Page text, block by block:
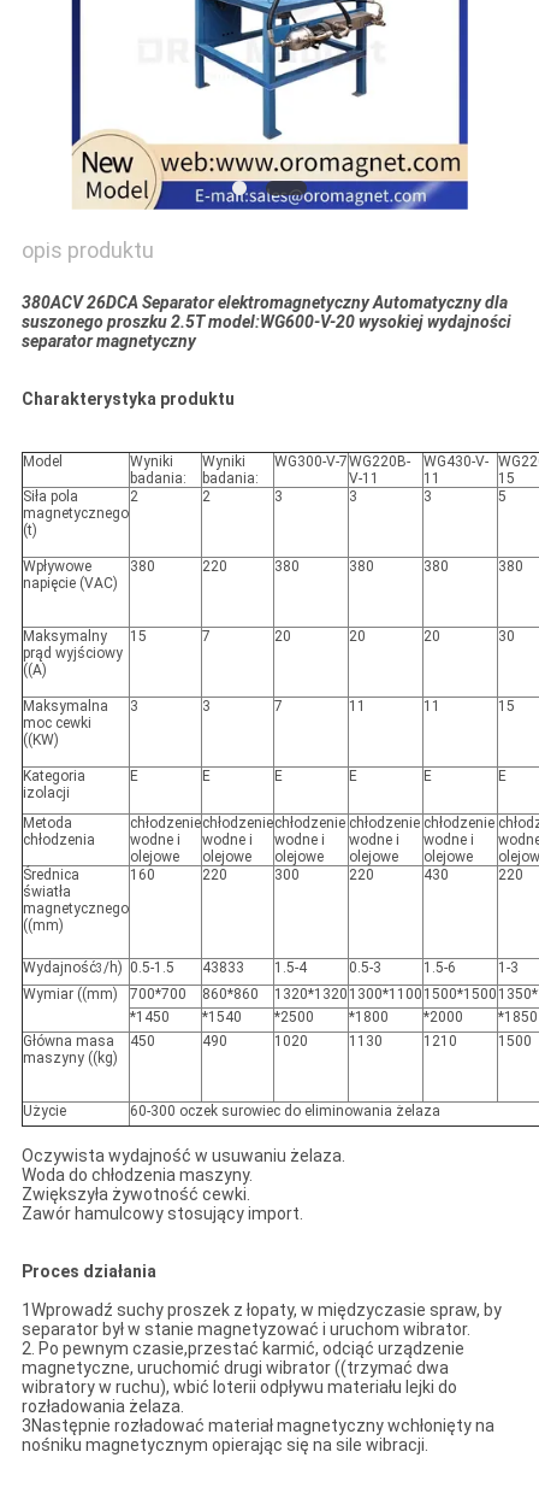
opis produktu
380ACV 26DCA Separator elektromagnetyczny Automatyczny dla
suszonego proszku 2.5T model:WG600-V-20 wysokiej wydajności
separator magnetyczny
Charakterystyka produktu
Model
Wyniki
badania:
Wyniki
badania:
WG300-V-7WG220B-
V-11
WG430-V-
11
15
Siła pola
magnetycznego
(t)
2 2 3 3 3 5
Wpływowe
napięcie (VAC)
380 220 380 380 380 380
Maksymalny
prąd wyjściowy
((A)
15 7 20 20 20 30
Maksymalna
moc cewki
((KW)
3 3 7 11 11 15
Kategoria
izolacji
E E E E E E
Metoda
chłodzenia
chłodzenie
wodne i
olejowe
chłodzenie
wodne i
olejowe
chłodzenie
wodne i
olejowe
chłodzenie
wodne i
olejowe
chłodzenie
wodne i
olejowe
Średnica
światła
magnetycznego
((mm)
160 220 300 220 430 220
Wydajność3/h) 0.5-1.5 43833 1.5-4 0.5-3 1.5-6
1-3
Wymiar ((mm)
700*700 860*860 1320*1320 1300*1100 1500*1500
*1450
*1540 *2500 *1800 *2000
*1850
Główna masa
maszyny ((kg)
450 490 1020 1130 1210 1500
Użycie 60-300 oczek surowiec do eliminowania żelaza
Oczywista wydajność w usuwaniu żelaza.
Woda do chłodzenia maszyny.
Zwiększyła żywotność cewki.
Zawór hamulcowy stosujący import.
Proces działania
1Wprowadź suchy proszek z łopaty, w międzyczasie spraw, by
separator był w stanie magnetyzować i uruchom wibrator.
2. Po pewnym czasie,przestać karmić, odciąć urządzenie
magnetyczne, uruchomić drugi wibrator ((trzymać dwa
wibratory w ruchu), wbić loterii odpływu materiału lejki do
rozładowania żelaza.
3Następnie rozładować materiał magnetyczny wchłonięty na
nośniku magnetycznym opierając się na sile wibracji.